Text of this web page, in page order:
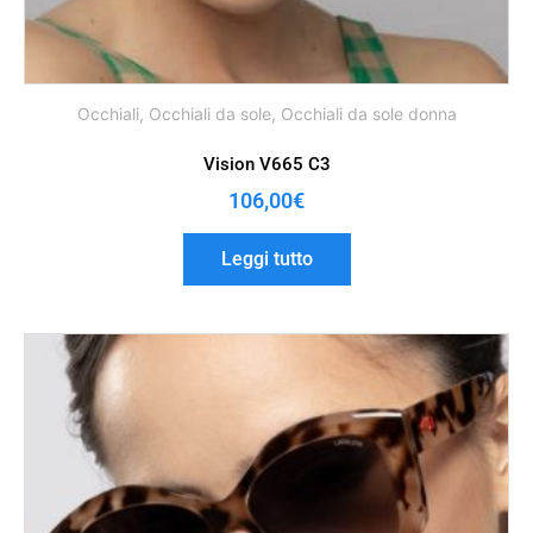
Occhiali, Occhiali da sole, Occhiali da sole donna
Vision V665 C3
106,00€
Leggi tutto